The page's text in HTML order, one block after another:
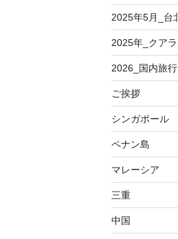
2025年5月_台
2025年_クア
2026_国内旅行
ご挨拶
シンガポール
ペナン島
マレーシア
三重
中国